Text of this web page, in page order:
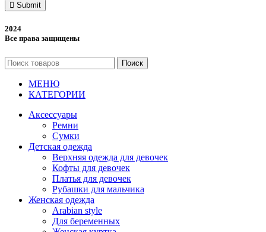
Submit
2024
Все права защищены
Поиск
МЕНЮ
КАТЕГОРИИ
Аксессуары
Ремни
Сумки
Детская одежда
Верхняя одежда для девочек
Кофты для девочек
Платья для девочек
Рубашки для мальчика
Женская одежда
Arabian style
Для беременных